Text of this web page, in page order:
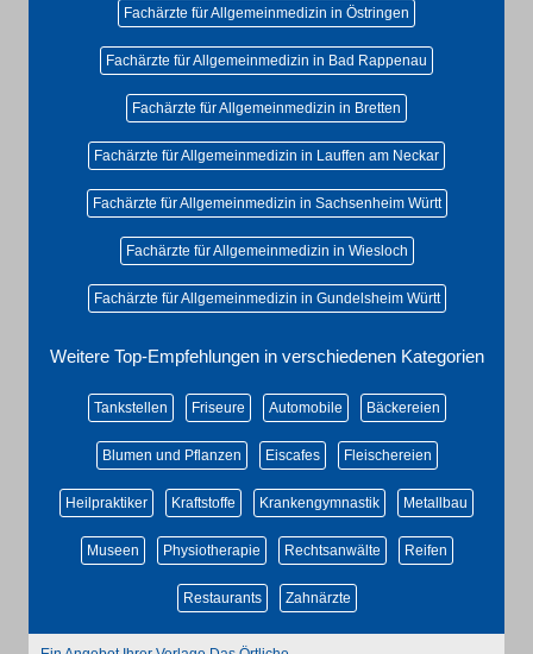
Fachärzte für Allgemeinmedizin in Östringen
Fachärzte für Allgemeinmedizin in Bad Rappenau
Fachärzte für Allgemeinmedizin in Bretten
Fachärzte für Allgemeinmedizin in Lauffen am Neckar
Fachärzte für Allgemeinmedizin in Sachsenheim Württ
Fachärzte für Allgemeinmedizin in Wiesloch
Fachärzte für Allgemeinmedizin in Gundelsheim Württ
Weitere Top-Empfehlungen in verschiedenen Kategorien
Tankstellen Friseure Automobile Bäckereien
Blumen und Pflanzen Eiscafes Fleischereien
Heilpraktiker Kraftstoffe Krankengymnastik Metallbau
Museen Physiotherapie Rechtsanwälte Reifen
Restaurants Zahnärzte